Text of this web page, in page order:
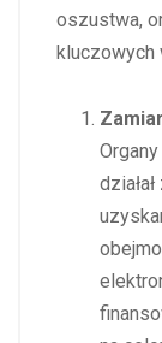
oszustwa,
kluczowych